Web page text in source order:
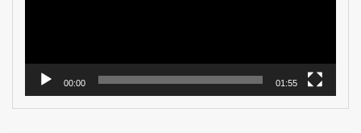
00:00 01:55